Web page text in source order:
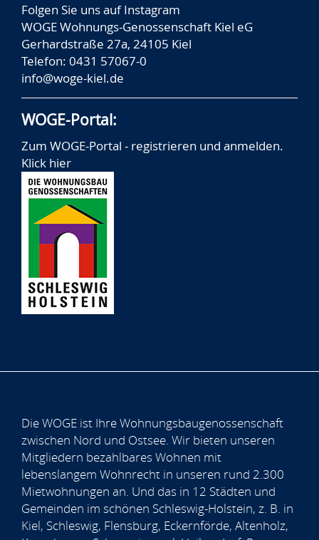
Folgen Sie uns aufInstagram
WOGE Wohnungs-Genossenschaft Kiel eG
Gerhardstraße 27a, 24105 Kiel
Telefon: 0431 57067-0
info@woge-kiel.de
WOGE-Portal:
Zum WOGE-Portal - registrieren und anmelden.
Klick hier
Die WOGE ist Ihre Wohnungsbaugenossenschaft
zwischen Nord und Ostsee. Wir bieten unseren
Mitgliedern bezahlbares Wohnen mit
lebenslangem Wohnrecht in unseren rund 2.300
Mietwohnungen an. Und das in 12 Städten und
Gemeinden im schönen Schleswig-Holstein, z. B. in
Kiel, Schleswig, Flensburg, Eckernförde, Altenholz,